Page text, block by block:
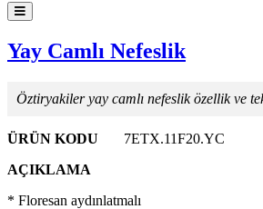
Yay Camlı Nefeslik
Öztiryakiler yay camlı nefeslik özellik ve
ÜRÜN KODU
7ETX.11F20.YC
AÇIKLAMA
* Floresan aydınlatmalı